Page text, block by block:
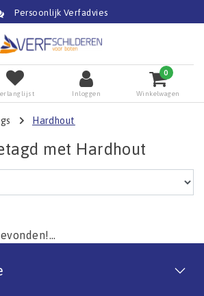
Persoonlijk Verfadvies
Inloggen
0
Winkelwagen
Hardhout
met Hardhout